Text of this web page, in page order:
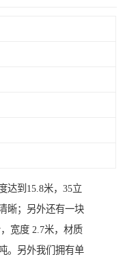
达到15.8米，35立
晰；另外还有一块
宽度 2.7米，材质
。另外我们拥有单